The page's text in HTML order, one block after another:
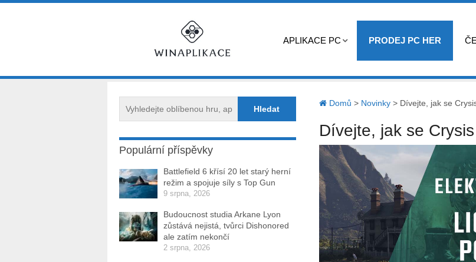
APLIKACE PC PRODEJ PC HER
Domů > Novinky> Dívejte, jak se
Dívejte, jak se
Populární příspěvky
Battlefield 6 křísí 20 let starý herní
režim a spojuje síly s Top Gun
9 srpna, 2026
Budoucnost studia Arkane Lyon
zůstává nejistá, tvůrci Dishonored
ale zatím nekončí
2 srpna, 2026